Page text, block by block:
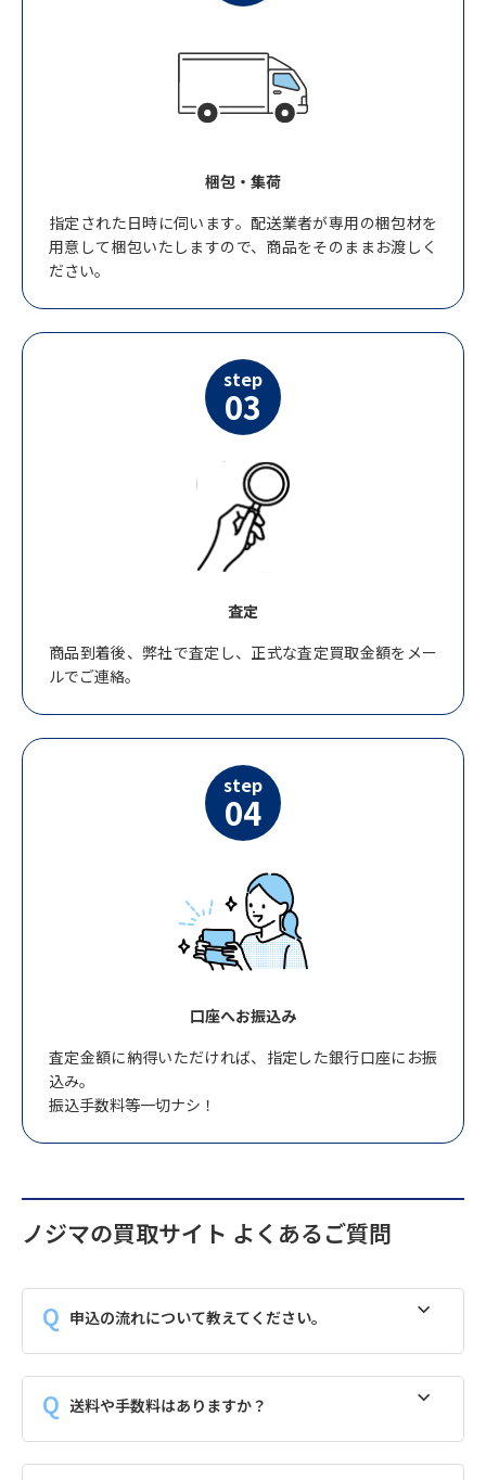
梱包・集荷
指定された日時に伺います。配送業者が専用の梱包材を
用意して梱包いたしますので、商品をそのままお渡しく
ださい。
step
03
査定
商品到着後、弊社で査定し、正式な査定買取金額をメー
ルでご連絡。
step
04
口座へお振込み
査定金額に納得いただければ、指定した銀行口座にお振
込み。
振込手数料等一切ナシ！
ノジマの買取サイト よくあるご質問
申込の流れについて教えてください。
送料や手数料はありますか？